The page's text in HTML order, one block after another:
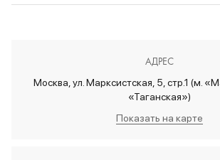
АДРЕС
Москва, ул. Марксистская, 5, стр.1 (м.
«Таганская»)
Показать на карте